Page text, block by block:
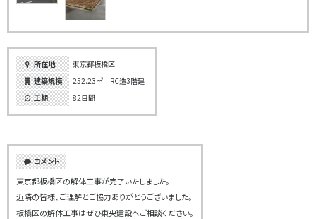
所在地
東京都板橋区
建築規模
252.23㎡ RC造3階建
工期
82日間
コメント
東京都板橋区の解体工事が完了いたしました。
近隣の皆様、ご理解とご協力ありがとうございました。
板橋区の解体工事はぜひ東央建設へご相談ください。